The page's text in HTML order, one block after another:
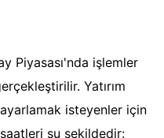
Piyasası'nda işlemler
Yatırım
isteyenler için
şu şekildedir: